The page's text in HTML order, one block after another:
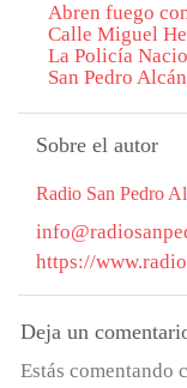
Abren fuego
Calle Miguel
La Policía
San Pedro
Sobre el autor
Radio San Pedro
https://
Deja un
Estás comentando